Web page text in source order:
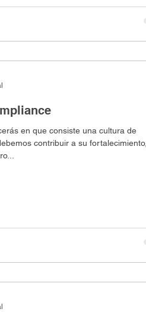
en que consiste una cultura de
contribuir a su fortalecimiento,